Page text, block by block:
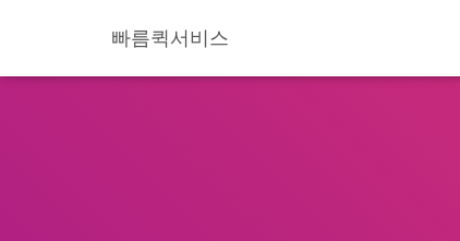
빠름퀵서비스